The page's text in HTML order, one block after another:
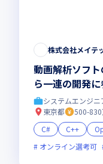
株式会社メイテ
動画解析ソフ
ら一連の開発
システムエンジ
東京都
500-
C#
C++
オンライン選考可